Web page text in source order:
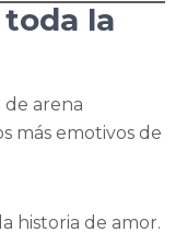
la
arena
más emotivos de
historia de amor.